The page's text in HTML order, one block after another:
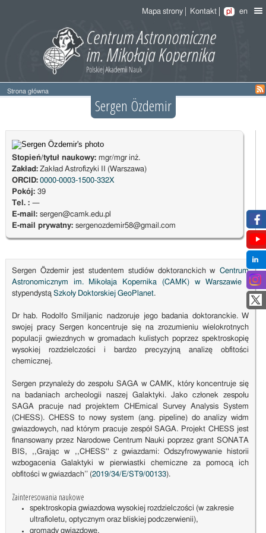
Mapa strony Kontakt pl en
Strona główna
Sergen Özdemir
Stopień/tytuł naukowy: mgr/mgr inż.
Zakład:Zakład Astrofizyki II (Warszawa)
ORCID: 0000-0003-1500-332X
Pokój: 39
Tel. : —
E-mail: sergen@camk.edu.pl
E-mail prywatny: sergenozdemir58@gmail.com
Sergen Özdemir jest studentem studiów doktoranckich wCentrum
Astronomicznym im. Mikołaja Kopernika (CAMK) w Warszawie
stypendystą Szkoły Doktorskiej GeoPlanet.
Dr hab. Rodolfo Smiljanic nadzoruje jego badania doktoranckie. W
swojej pracy Sergen koncentruje się na zrozumieniu wielokrotnych
populacji gwiezdnych w gromadach kulistych poprzez spektroskopię
wysokiej rozdzielczości i bardzo precyzyjną analizę obfitości
chemicznej.
Sergen przynależy do zespołu SAGA w CAMK, który koncentruje się
na badaniach archeologii naszej Galaktyki. Jako członek zespołu
SAGA pracuje nad projektem CHEmical Survey Analysis System
(CHESS). CHESS to nowy system (ang. pipeline) do analizy widm
gwiazdowych, nad którym pracuje zespół SAGA. Projekt CHESS jest
finansowany przez Narodowe Centrum Nauki poprzez grant SONATA
BIS, ,,Grając w ,,CHESS'' z gwiazdami: Odszyfrowywanie historii
wzbogacenia Galaktyki w pierwiastki chemiczne za pomocą ich
obfitości w gwiazdach’’ (2019/34/E/ST9/00133).
Zainteresowania naukowe
spektroskopia gwiazdowa wysokiej rozdzielczości (w zakresie
ultrafioletu, optycznym oraz bliskiej podczerwienii),
gromady gwiazdowe,